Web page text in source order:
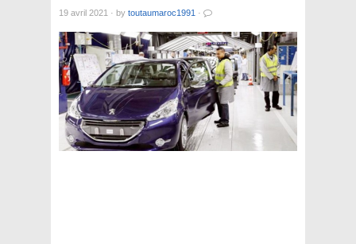
19 avril 2021 · by toutaumaroc1991 ·